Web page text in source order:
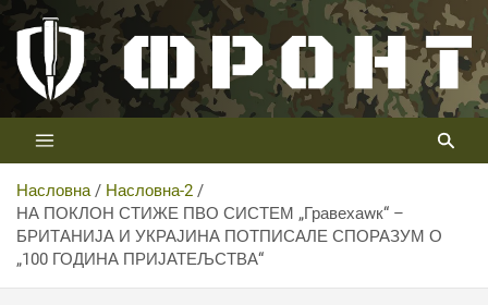
Скип
цонтент
Телевизија ФРОНТ
Први војни канал у Србији
Насловна
Насловна-2
НА ПОКЛОН СТИЖЕ ПВО СИСТЕМ „Гравехаwк“ –
БРИТАНИЈА И УКРАЈИНА ПОТПИСАЛЕ СПОРАЗУМ О
„100 ГОДИНА ПРИЈАТЕЉСТВА“